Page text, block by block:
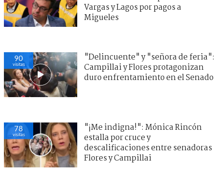
Vargas y Lagos por pagos a
Migueles
90
visitas
"Delincuente" y "señora de feria":
Campillai y Flores protagonizan
duro enfrentamiento en el Senado
78
visitas
"¡Me indigna!": Mónica Rincón
estalla por cruce y
descalificaciones entre senadoras
Flores y Campillai